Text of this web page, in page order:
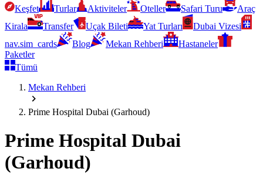
Keşfet Turlar Aktiviteler Oteller Safari Turu
Araç
Kirala
Transfer Uçak Bileti Yat Turları
Dubai Vizesi
nav.sim_cards
Blog Mekan Rehberi
Hastaneler
Paketler
Tümü
Mekan Rehberi
Prime Hospital Dubai (Garhoud)
Prime Hospital Dubai
(Garhoud)